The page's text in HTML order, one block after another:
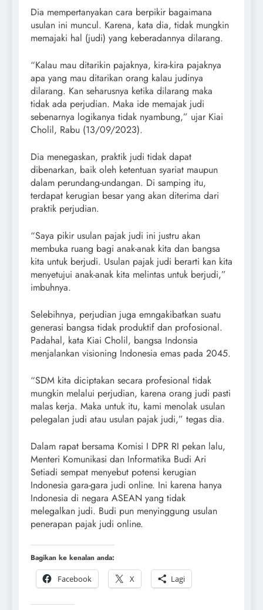
Dia mempertanyakan cara berpikir bagaimana
usulan ini muncul. Karena, kata dia, tidak mungkin
memajaki hal (judi) yang keberadannya dilarang.
“Kalau mau ditarikin pajaknya, kira-kira pajaknya
apa yang mau ditarikan orang kalau judinya
dilarang. Kan seharusnya ketika dilarang maka
tidak ada perjudian. Maka ide memajak judi
sebenarnya logikanya tidak nyambung,” ujar Kiai
Cholil, Rabu (13/09/2023).
Dia menegaskan, praktik judi tidak dapat
dibenarkan, baik oleh ketentuan syariat maupun
dalam perundang-undangan. Di samping itu,
terdapat kerugian besar yang akan diterima dari
praktik perjudian.
“Saya pikir usulan pajak judi ini justru akan
membuka ruang bagi anak-anak kita dan bangsa
kita untuk berjudi. Usulan pajak judi berarti kan kita
menyetujui anak-anak kita melintas untuk berjudi,”
imbuhnya.
Selebihnya, perjudian juga emngakibatkan suatu
generasi bangsa tidak produktif dan profosional.
Padahal, kata Kiai Cholil, bangsa Indonsia
menjalankan visioning Indonesia emas pada 2045.
“SDM kita diciptakan secara profesional tidak
mungkin melalui perjudian, karena orang judi pasti
malas kerja. Maka untuk itu, kami menolak usulan
pelegalan judi atau usulan pajak judi,” tegas dia.
Dalam rapat bersama Komisi I DPR RI pekan lalu,
Menteri Komunikasi dan Informatika Budi Ari
Setiadi sempat menyebut potensi kerugian
Indonesia gara-gara judi online. Ini karena hanya
Indonesia di negara ASEAN yang tidak
melegalkan judi. Budi pun menyinggung usulan
penerapan pajak judi online.
Bagikan ke kenalan anda:
Facebook
X Lagi